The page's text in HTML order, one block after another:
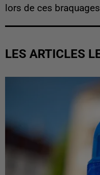
lors de ces
LES ARTICLES